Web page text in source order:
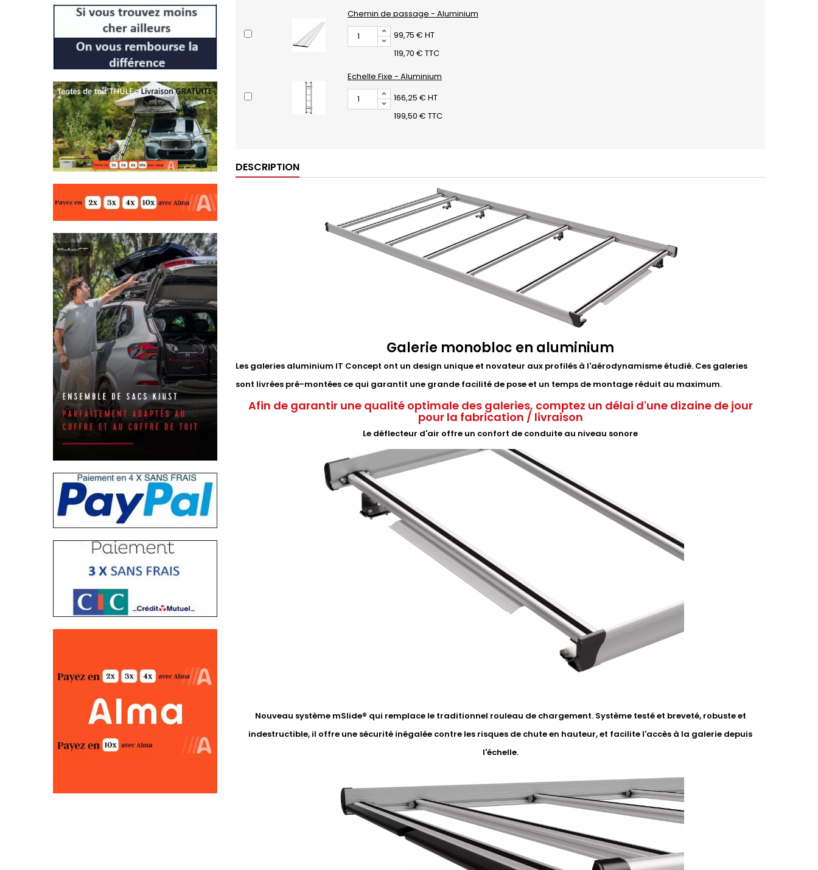
Chemin de passage - Aluminium
99,75 € HT
119,70 € TTC
Echelle Fixe - Aluminium
166,25 € HT
199,50 € TTC
DESCRIPTION
Galerie monobloc en aluminium
Les galeries aluminium IT Concept ont un design unique et novateur aux profilés à l'aérodynamisme étudié. Ces galeries
sont livrées pré-montées ce qui garantit une grande facilité de pose et un temps de montage réduit au maximum.
Afin de garantir une qualité optimale des galeries, comptez un délai d'une dizaine de jour
pour la fabrication / livraison
Le déflecteur d'air offre un confort de conduite au niveau sonore
Nouveau système mSlide® qui remplace le traditionnel rouleau de chargement. Système testé et breveté, robuste et
indestructible, il offre une sécurité inégalée contre les risques de chute en hauteur, et facilite l'accès à la galerie depuis
l'échelle.